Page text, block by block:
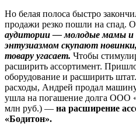
Но белая полоса быстро
продажи резко пошли на спад.
аудитории — молодые мамы и
энтузиазмом скупают
товару угасает. Чтобы
расширить ассортимент.
оборудование и расширить
расходы, Андрей продал
ушла на погашение долга ООО
млн руб.) — на расширение
«Бодитон».